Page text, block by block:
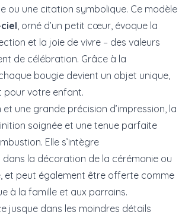
ou une citation symbolique. Ce modèle
, orné d’un petit cœur, évoque la
et la joie de vivre – des valeurs
de célébration. Grâce à la
bougie devient un objet unique,
pour votre enfant.
et une grande précision d’impression, la
soignée et une tenue parfaite
Elle s’intègre
la décoration de la cérémonie ou
et peut également être offerte comme
à la famille et aux parrains.
jusque dans les moindres détails